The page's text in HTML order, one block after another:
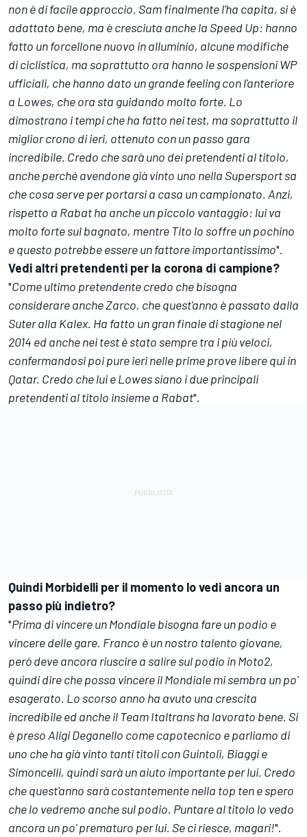
non è di facile approccio. Sam finalmente l'ha capita, si è
adattato bene, ma è cresciuta anche la Speed Up: hanno
fatto un forcellone nuovo in alluminio, alcune modifiche
di ciclistica, ma soprattutto ora hanno le sospensioni WP
ufficiali, che hanno dato un grande feeling con l'anteriore
a Lowes, che ora sta guidando molto forte. Lo
dimostrano i tempi che ha fatto nei test, ma soprattutto il
miglior crono di ieri, ottenuto con un passo gara
incredibile. Credo che sarà uno dei pretendenti al titolo,
anche perché avendone già vinto uno nella Supersport sa
che cosa serve per portarsi a casa un campionato. Anzi,
rispetto a Rabat ha anche un piccolo vantaggio: lui va
molto forte sul bagnato, mentre Tito lo soffre un pochino
e questo potrebbe essere un fattore importantissimo".
Vedi altri pretendenti per la corona di campione?
"Come ultimo pretendente credo che bisogna
considerare anche Zarco, che quest'anno è passato dalla
Suter alla Kalex. Ha fatto un gran finale di stagione nel
2014 ed anche nei test è stato sempre tra i più veloci,
confermandosi poi pure ieri nelle prime prove libere qui in
Qatar. Credo che lui e Lowes siano i due principali
pretendenti al titolo insieme a Rabat".
Quindi Morbidelli per il momento lo vedi ancora un
passo più indietro?
"Prima di vincere un Mondiale bisogna fare un podio e
vincere delle gare. Franco è un nostro talento giovane,
però deve ancora riuscire a salire sul podio in Moto2,
quindi dire che possa vincere il Mondiale mi sembra un po'
esagerato. Lo scorso anno ha avuto una crescita
incredibile ed anche il Team Italtrans ha lavorato bene. Si
è preso Aligi Deganello come capotecnico e parliamo di
uno che ha già vinto tanti titoli con Guintoli, Biaggi e
Simoncelli, quindi sarà un aiuto importante per lui. Credo
che quest'anno sarà costantemente nella top ten e spero
che lo vedremo anche sul podio. Puntare al titolo lo vedo
ancora un po' prematuro per lui. Se ci riesce, magari!".